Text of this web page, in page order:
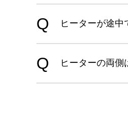
ヒーターが途中
ヒーターの両側